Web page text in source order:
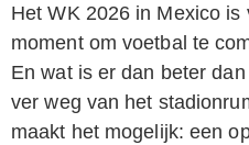
Het WK 2026 in Mexico
moment om voetbal te
En wat is er dan beter
ver weg van het
maakt het mogelijk: een